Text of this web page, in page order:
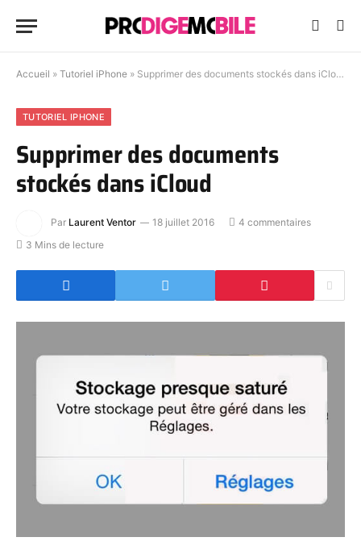
Accueil » Tutoriel iPhone » Supprimer des documents stockés dans iCloud
TUTORIEL IPHONE
Supprimer des documents
stockés dans iCloud
Par Laurent Ventor 18 juillet 2016
4 commentaires
3 Mins de lecture